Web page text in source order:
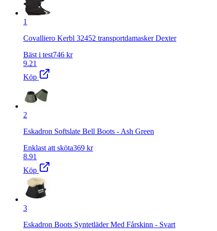
1
Covalliero Kerbl 32452 transportdamasker Dexter
Bäst i test746 kr
9.21
Köp
2
Eskadron Softslate Bell Boots - Ash Green
Enklast att sköta369 kr
8.91
Köp
3
Eskadron Boots Syntetläder Med Fårskinn - Svart